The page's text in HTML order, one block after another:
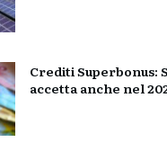
Crediti Superbonus:
accetta anche nel